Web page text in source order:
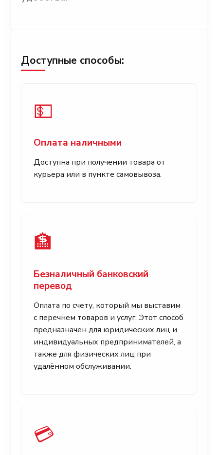
Доступные способы:
💵
Оплата наличными
Доступна при получении товара от
курьера или в пункте самовывоза.
🏦
Безналичный банковский
перевод
Оплата по счету, который мы выставим
с перечнем товаров и услуг. Этот способ
предназначен для юридических лиц и
индивидуальных предпринимателей, а
также для физических лиц при
удалённом обслуживании.
💳